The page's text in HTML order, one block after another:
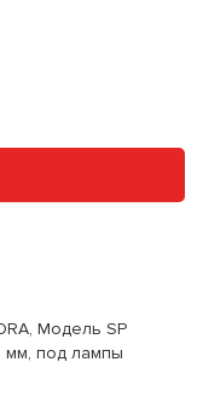
Модель SP
мм, под лампы